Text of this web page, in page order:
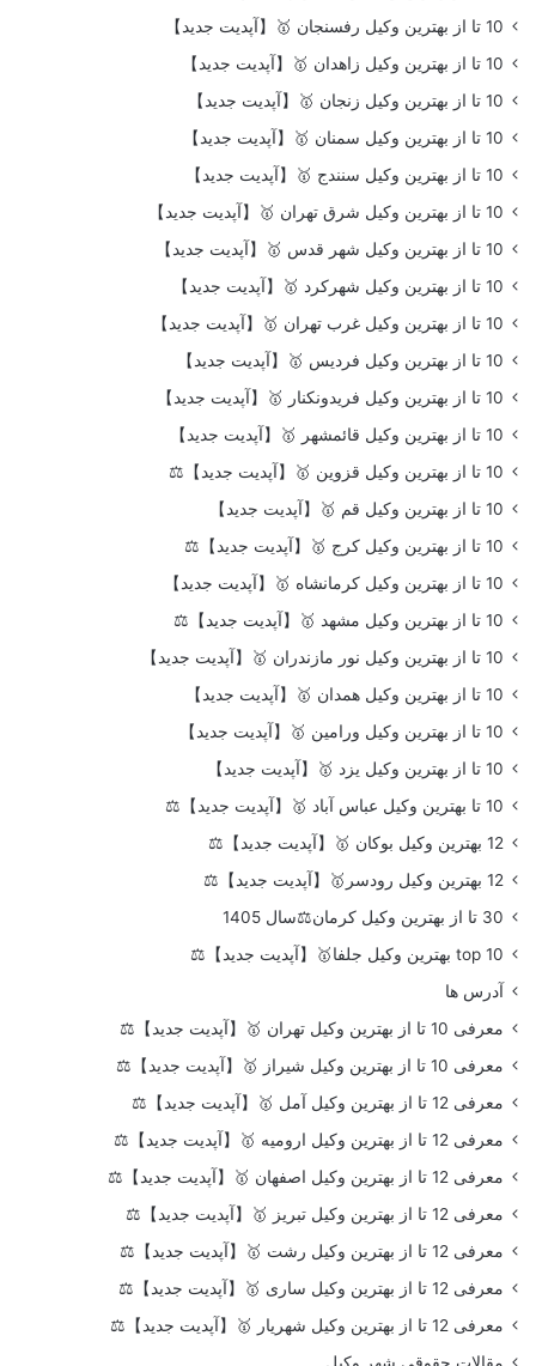
10 تا از بهترین وکیل رفسنجان 🥇【آپدیت جدید】
10 تا از بهترین وکیل زاهدان 🥇【آپدیت جدید】
10 تا از بهترین وکیل زنجان 🥇【آپدیت جدید】
10 تا از بهترین وکیل سمنان 🥇【آپدیت جدید】
10 تا از بهترین وکیل سنندج 🥇【آپدیت جدید】
10 تا از بهترین وکیل شرق تهران 🥇【آپدیت جدید】
10 تا از بهترین وکیل شهر قدس 🥇【آپدیت جدید】
10 تا از بهترین وکیل شهرکرد 🥇【آپدیت جدید】
10 تا از بهترین وکیل غرب تهران 🥇【آپدیت جدید】
10 تا از بهترین وکیل فردیس 🥇【آپدیت جدید】
10 تا از بهترین وکیل فریدونکنار 🥇【آپدیت جدید】
10 تا از بهترین وکیل قائمشهر 🥇【آپدیت جدید】
10 تا از بهترین وکیل قزوین 🥇【آپدیت جدید】⚖️
10 تا از بهترین وکیل قم 🥇【آپدیت جدید】
10 تا از بهترین وکیل کرج 🥇【آپدیت جدید】⚖️
10 تا از بهترین وکیل کرمانشاه 🥇【آپدیت جدید】
10 تا از بهترین وکیل مشهد 🥇【آپدیت جدید】⚖️
10 تا از بهترین وکیل نور مازندران 🥇【آپدیت جدید】
10 تا از بهترین وکیل همدان 🥇【آپدیت جدید】
10 تا از بهترین وکیل ورامین 🥇【آپدیت جدید】
10 تا از بهترین وکیل یزد 🥇【آپدیت جدید】
10 تا بهترین وکیل عباس آباد 🥇【آپدیت جدید】⚖️
12 بهترین وکیل بوکان 🥇【آپدیت جدید】⚖️
12 بهترین وکیل رودسر🥇【آپدیت جدید】⚖️
30 تا از بهترین وکیل کرمان⚖️سال 1405
top 10 بهترین وکیل جلفا🥇【آپدیت جدید】⚖️
آدرس ها
معرفی 10 تا از بهترین وکیل تهران 🥇【آپدیت جدید】⚖️
معرفی 10 تا از بهترین وکیل شیراز 🥇【آپدیت جدید】⚖️
معرفی 12 تا از بهترین وکیل آمل 🥇【آپدیت جدید】⚖️
معرفی 12 تا از بهترین وکیل ارومیه 🥇【آپدیت جدید】⚖️
معرفی 12 تا از بهترین وکیل اصفهان 🥇【آپدیت جدید】⚖️
معرفی 12 تا از بهترین وکیل تبریز 🥇【آپدیت جدید】⚖️
معرفی 12 تا از بهترین وکیل رشت 🥇【آپدیت جدید】⚖️
معرفی 12 تا از بهترین وکیل ساری 🥇【آپدیت جدید】⚖️
معرفی 12 تا از بهترین وکیل شهریار 🥇【آپدیت جدید】⚖️